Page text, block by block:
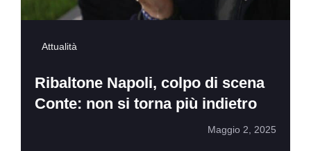
Attualità
Ribaltone Napoli, colpo di scena
Conte: non si torna più indietro
Maggio 2, 2025